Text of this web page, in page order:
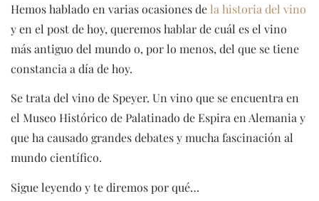
Hemos hablado en varias ocasiones dela historia del vino
y en el post de hoy, queremos hablar de cuál es el vino
más antiguo del mundo o, por lo menos, del que se tiene
constancia a día de hoy.
Se trata del vino de Speyer. Un vino que se encuentra en
el Museo Histórico de Palatinado de Espira en Alemania y
que ha causado grandes debates y mucha fascinación al
mundo científico.
Sigue leyendo y te diremos por qué…